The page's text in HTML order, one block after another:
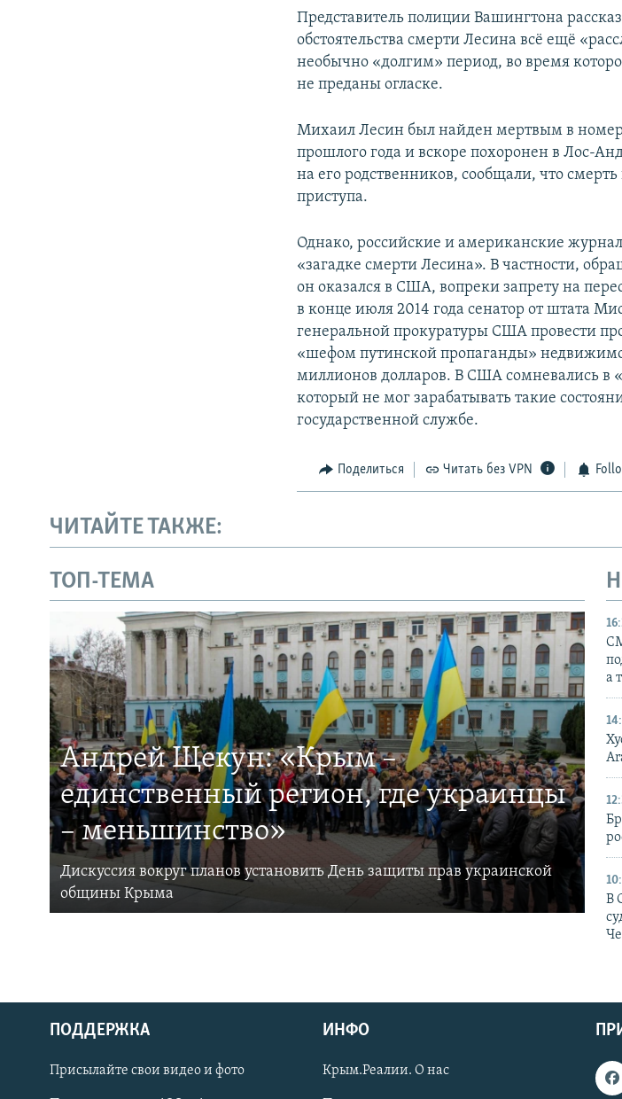
Українською
Представитель полиции Вашингтона
обстоятельства смерти Лесина всё ещё
необычно «долгим» период, во время
не преданы огласке.
Михаил Лесин был найден мертвым в
прошлого года и вскоре похоронен в Лос-
на его родственников, сообщали, что смерть
приступа.
Однако, российские и американские
«загадке смерти Лесина». В частности,
он оказался в США, вопреки запрету на
в конце июля 2014 года сенатор от штата
генеральной прокуратуры США провести
«шефом путинской пропаганды»
миллионов долларов. В США сомневались в
который не мог зарабатывать такие
государственной службе.
Поделиться Читать без VPN
ЧИТАЙТЕ ТАКЖЕ:
ТОП-ТЕМА
Андрей Щекун: «Крым –
единственный регион, где украинцы
– меньшинство»
Дискуссия вокруг планов установить День защиты прав украинской
общины Крыма
а
В
ПОДДЕРЖКА
Присылайте свои видео и фото
ИНФО
Крым.Реалии. О нас